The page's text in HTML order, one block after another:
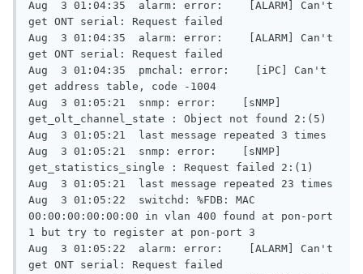
Aug  3 01:04:35  alarm: error:    [ALARM] Can't
get ONT serial: Request failed
Aug  3 01:04:35  alarm: error:    [ALARM] Can't
get ONT serial: Request failed
Aug  3 01:04:35  pmchal: error:    [iPC] Can't
get address table, code -1004
Aug  3 01:05:21  snmp: error:    [sNMP]
get_olt_channel_state : Object not found 2:(5)
Aug  3 01:05:21  last message repeated 3 times
Aug  3 01:05:21  snmp: error:    [sNMP]
get_statistics_single : Request failed 2:(1)
Aug  3 01:05:21  last message repeated 23 times
Aug  3 01:05:22  switchd: %FDB: MAC
00:00:00:00:00:00 in vlan 400 found at pon-port
1 but try to register at pon-port 3
Aug  3 01:05:22  alarm: error:    [ALARM] Can't
get ONT serial: Request failed